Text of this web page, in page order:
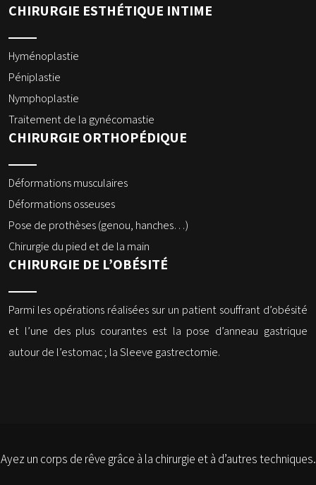
CHIRURGIE ESTHÉTIQUE INTIME
Hyménoplastie
Péniplastie
Nymphoplastie
Traitement de la gynécomastie
CHIRURGIE ORTHOPÉDIQUE
Déformations musculaires
Déformations osseuses
Pose de prothèses (genou, hanches…)
Chirurgie du pied et de la main
CHIRURGIE DE L’OBÉSITÉ
Parmi les opérations réalisées sur un patient souffrant d’obésité
et l’une des plus courantes est la pose d’anneau gastrique
autour de l’estomac ; la Sleeve gastrectomie.
Ayez un corps de rêve grâce à la chirurgie et à d’autres techniques.